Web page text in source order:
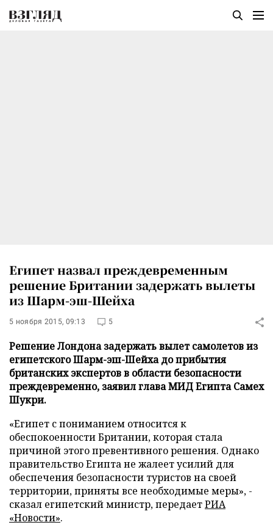
Египет назвал преждевременным
решение Британии задержать вылеты
из Шарм-эш-Шейха
5 ноября 2015, 09:13 5
Решение Лондона задержать вылет самолетов из
египетского Шарм-эш-Шейха до прибытия
британских экспертов в области безопасности
преждевременно, заявил глава МИД Египта Самех
Шукри.
«Египет с пониманием относится к
обеспокоенности Британии, которая стала
причиной этого превентивного решения. Однако
правительство Египта не жалеет усилий для
обеспечения безопасности туристов на своей
территории, приняты все необходимые меры», -
сказал египетский министр, передаетРИА
«Новости».